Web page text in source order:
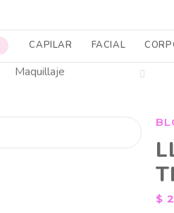
CAPILAR FACIAL
Maquillaje
$